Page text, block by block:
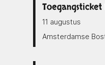
11 augustus
Amsterdamse